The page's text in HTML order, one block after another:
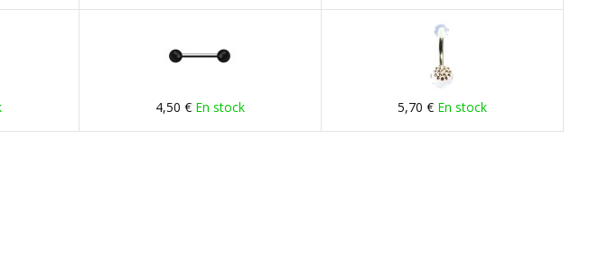
4,50 € En stock 5,70 € En stock